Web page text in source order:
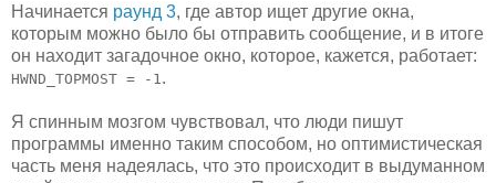
Начинается раунд 3, где автор ищет другие окна,
которым можно было бы отправить сообщение, и в итоге
он находит загадочное окно, которое, кажется, работает:
HWND_TOPMOST = -1 .
Я спинным мозгом чувствовал, что люди пишут
программы именно таким способом, но оптимистическая
часть меня надеялась, что это происходит в выдуманном